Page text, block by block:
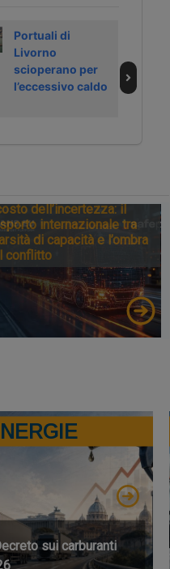
Portuali di
Livorno
scioperano per
l’eccessivo caldo
dell’incertezza: il
internazionale tra
di capacità e l’ombra
conflitto
sui carburanti